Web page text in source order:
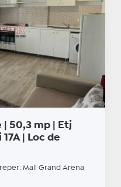
50,3 mp | Etj
| Loc de
Mall Grand Arena